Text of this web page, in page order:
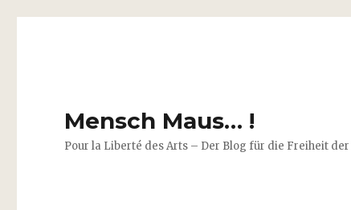
Mensch Maus… !
Pour la Liberté des Arts – Der Blog für die Freiheit